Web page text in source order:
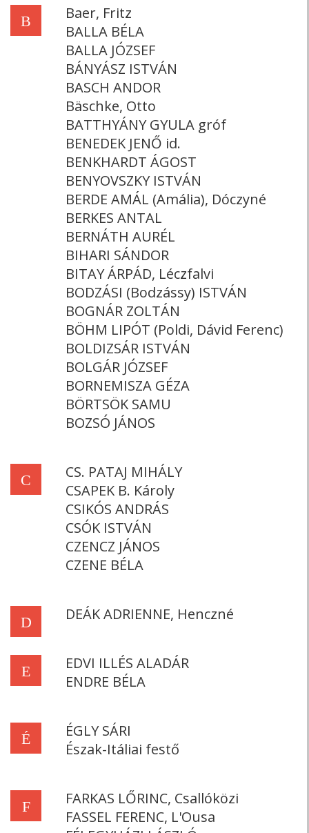
B
Baer, Fritz
BALLA BÉLA
BALLA JÓZSEF
BÁNYÁSZ ISTVÁN
BASCH ANDOR
Bäschke, Otto
BATTHYÁNY GYULA gróf
BENEDEK JENŐ id.
BENKHARDT ÁGOST
BENYOVSZKY ISTVÁN
BERDE AMÁL (Amália), Dóczyné
BERKES ANTAL
BERNÁTH AURÉL
BIHARI SÁNDOR
BITAY ÁRPÁD, Léczfalvi
BODZÁSI (Bodzássy) ISTVÁN
BOGNÁR ZOLTÁN
BÖHM LIPÓT (Poldi, Dávid Ferenc)
BOLDIZSÁR ISTVÁN
BOLGÁR JÓZSEF
BORNEMISZA GÉZA
BÖRTSÖK SAMU
BOZSÓ JÁNOS
C
CS. PATAJ MIHÁLY
CSAPEK B. Károly
CSIKÓS ANDRÁS
CSÓK ISTVÁN
CZENCZ JÁNOS
CZENE BÉLA
D DEÁK ADRIENNE, Henczné
E
EDVI ILLÉS ALADÁR
ENDRE BÉLA
É
ÉGLY SÁRI
Észak-Itáliai festő
F
FARKAS LŐRINC, Csallóközi
FASSEL FERENC, L'Ousa